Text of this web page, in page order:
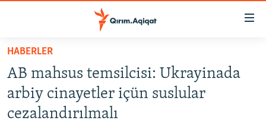
Esas
qaytmaq
Baş
navigatsiyağa
qaytmaq
HABERLER
SİYASET
İQTİSADİYAT
HABERLER
AB mahsus temsilcisi: Ukrayinada
arbiy cinayetler içün suslular
cezalandırılmalı